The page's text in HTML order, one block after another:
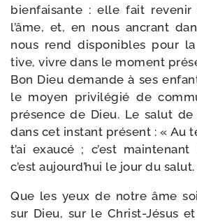
bien­fai­sante : elle fait
l’âme, et, en nous ancrant
nous rend dis­po­nibles pour
tive, vivre dans le moment
Bon Dieu demande à ses
le moyen pri­vi­lé­gié de
pré­sence de Dieu. Le salut
dans cet ins­tant pré­sent : « Au
t’ai exau­cé ; c’est
c’est aujourd’­hui le jour du salut.
Que les yeux de notre âme
sur Dieu, sur le Christ-​Jésus